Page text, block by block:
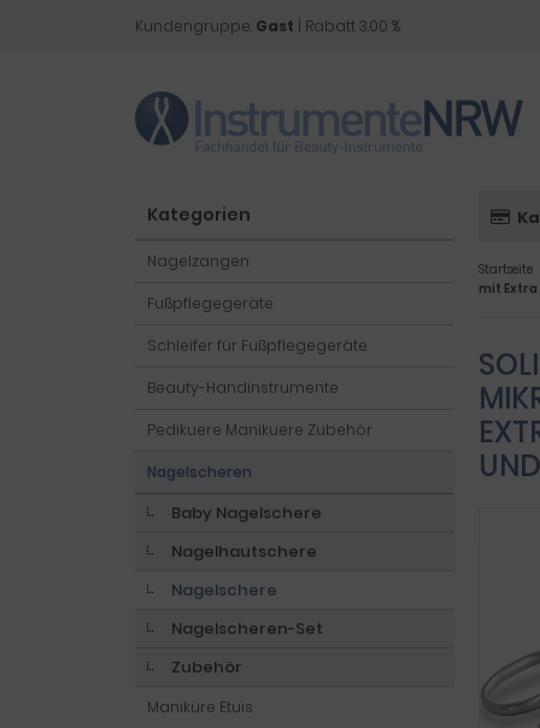
Kundengruppe: Gast | Rabatt 3.00 %
Startseite
mit
ND
Kategorien
Nagelzangen
Fußpflegegeräte
Schleifer für Fußpflegegeräte
Beauty-Handinstrumente
Pedikuere Manikuere Zubehör
Nagelscheren
Baby Nagelschere
Nagelhautschere
Nagelschere
Nagelscheren-Set
Zubehör
Maniküre Etuis